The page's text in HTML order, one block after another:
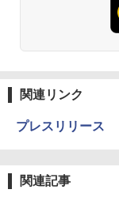
関連リンク
プレスリリース
関連記事